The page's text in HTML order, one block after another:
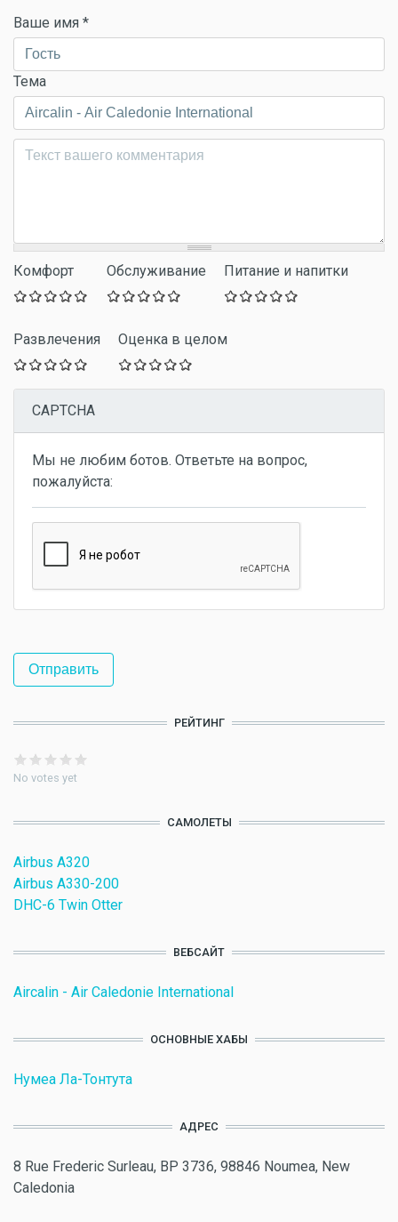
Ваше имя *
Тема
Комментарий*
Комфорт Обслуживание Питание и напитки
Развлечения Оценка в целом
CAPTCHA
Мы не любим ботов. Ответьте на вопрос,
пожалуйста:
РЕЙТИНГ
No votes yet
САМОЛЕТЫ
Airbus A320
Airbus A330-200
DHC-6 Twin Otter
ВЕБСАЙТ
Aircalin - Air Caledonie International
ОСНОВНЫЕ ХАБЫ
Нумеа Ла-Тонтута
АДРЕС
8 Rue Frederic Surleau, BP 3736, 98846 Noumea, New
Caledonia